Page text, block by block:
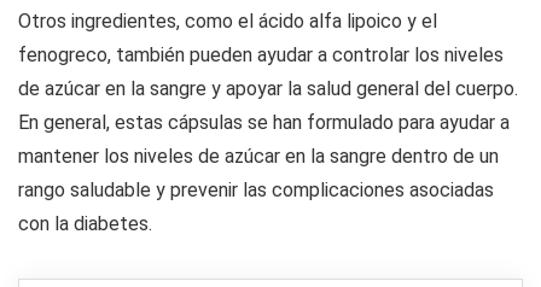
Otros ingredientes, como el ácido alfa lipoico y el
fenogreco, también pueden ayudar a controlar los niveles
de azúcar en la sangre y apoyar la salud general del cuerpo.
En general, estas cápsulas se han formulado para ayudar a
mantener los niveles de azúcar en la sangre dentro de un
rango saludable y prevenir las complicaciones asociadas
con la diabetes.